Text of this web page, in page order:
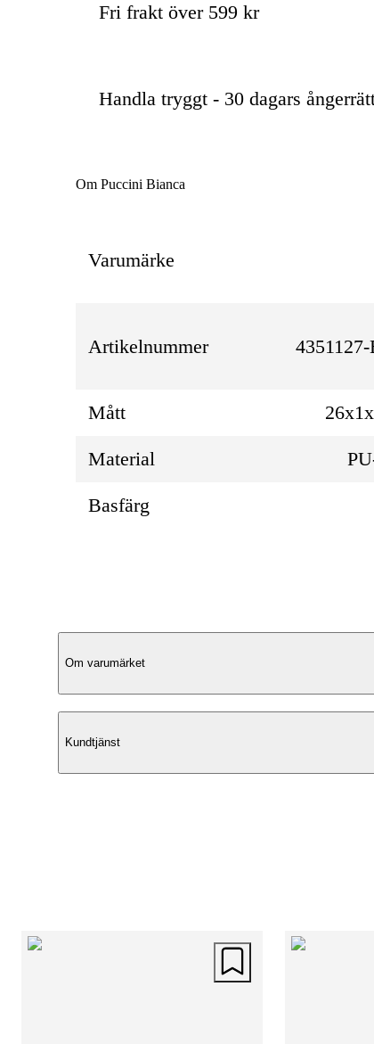
Fri frakt över 599 kr
Handla tryggt - 30 dagars
Om Puccini Bianca
Varumärke
Artikelnummer
Mått
Material
Basfärg
Produktbeskrivning
Elegant Design
till vardags som till fest och erbjuder en
Om varumärket
Kundtjänst